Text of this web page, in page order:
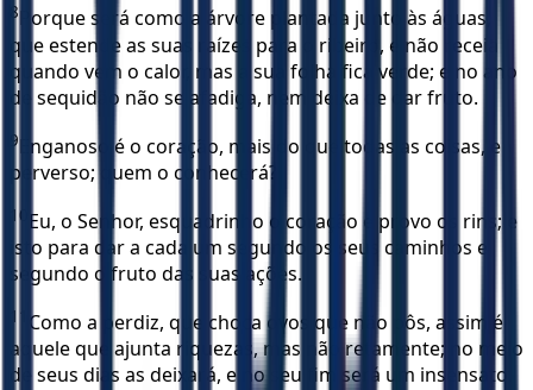
8
Porque será como a árvore plantada junto às águas,
que estende as suas raízes para o ribeiro, e não receia
quando vem o calor, mas a sua folha fica verde; e no ano
de sequidão não se afadiga, nem deixa de dar fruto.
9
Enganoso é o coração, mais do que todas as coisas, e
perverso; quem o conhecerá?
10 Eu, o Senhor, esquadrinho o coração e provo os rins; e
isto para dar a cada um segundo os seus caminhos e
segundo o fruto das suas ações.
11
Como a perdiz, que choca ovos que não pôs, assim é
aquele que ajunta riquezas, mas não retamente; no meio
de seus dias as deixará, e no seu fim será um insensato.